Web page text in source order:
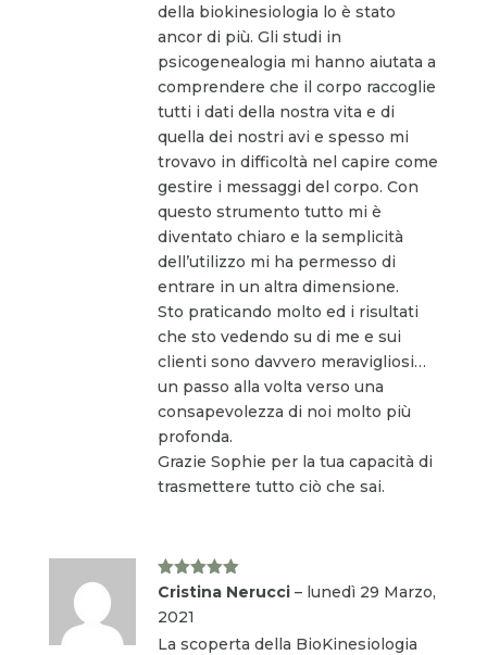
della biokinesiologia lo è stato
ancor di più. Gli studi in
psicogenealogia mi hanno aiutata a
comprendere che il corpo raccoglie
tutti i dati della nostra vita e di
quella dei nostri avi e spesso mi
trovavo in difficoltà nel capire come
gestire i messaggi del corpo. Con
questo strumento tutto mi è
diventato chiaro e la semplicità
dell’utilizzo mi ha permesso di
entrare in un altra dimensione.
Sto praticando molto ed i risultati
che sto vedendo su di me e sui
clienti sono davvero meravigliosi…
un passo alla volta verso una
consapevolezza di noi molto più
profonda.
Grazie Sophie per la tua capacità di
trasmettere tutto ciò che sai.
Valutato5
Cristina Nerucci – lunedì 29 Marzo,
2021
La scoperta della BioKinesiologia